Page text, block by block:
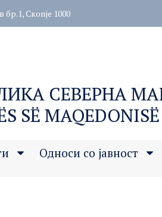
Скопје 1000
СЕВЕРНА
SË
Односи со јавност